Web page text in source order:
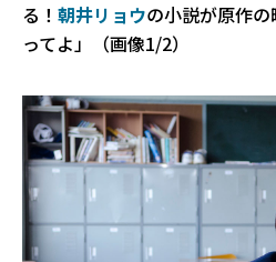
る！ 朝井リョウの小説が原作
ってよ」（画像1/2）